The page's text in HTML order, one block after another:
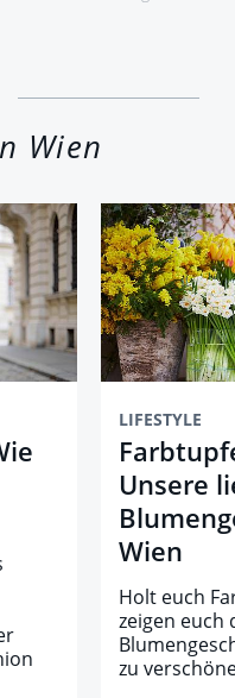
Wien
LIFESTYLE
Unsere
Wien
Holt euch
zeigen euch
zu